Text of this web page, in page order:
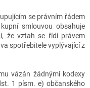
se právním řádem
smlouvou obsahuje
že vztah se řídí právem
spotřebitele vyplývající z
vázán žádnými kodexy
1 písm. e) občanského